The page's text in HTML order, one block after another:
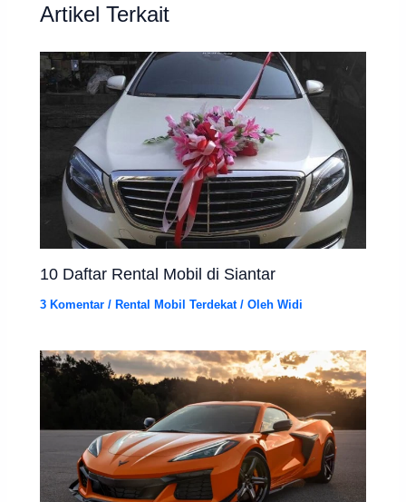
Artikel Terkait
10 Daftar Rental Mobil di Siantar
3 Komentar / Rental Mobil Terdekat/ OlehWidi